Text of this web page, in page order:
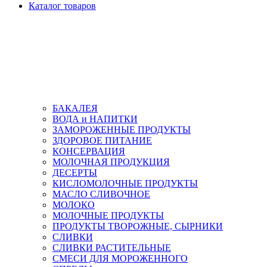
Каталог товаров
БАКАЛЕЯ
ВОДА и НАПИТКИ
ЗАМОРОЖЕННЫЕ ПРОДУКТЫ
ЗДОРОВОЕ ПИТАНИЕ
КОНСЕРВАЦИЯ
МОЛОЧНАЯ ПРОДУКЦИЯ
ДЕСЕРТЫ
КИСЛОМОЛОЧНЫЕ ПРОДУКТЫ
МАСЛО СЛИВОЧНОЕ
МОЛОКО
МОЛОЧНЫЕ ПРОДУКТЫ
ПРОДУКТЫ ТВОРОЖНЫЕ, СЫРНИКИ
СЛИВКИ
СЛИВКИ РАСТИТЕЛЬНЫЕ
СМЕСИ ДЛЯ МОРОЖЕННОГО